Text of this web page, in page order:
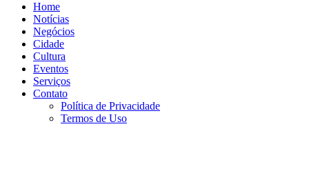
Home
Notícias
Negócios
Cidade
Cultura
Eventos
Serviços
Contato
Política de Privacidade
Termos de Uso